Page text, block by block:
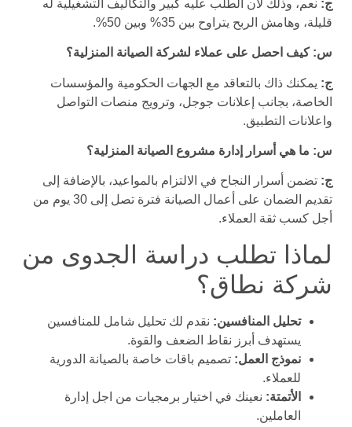
ج: نعم، وذلك لأن الطلب عليه كبير والتكاليف التشغيلية له
قليلة، وهامش الربح يتراوح بين 35% وبين 50%.
س: كيف احصل على عملاء لشركة الصيانة المنزلية؟
ج: يمكنك ذاك بالتعاقد مع الجهات الحكومية والمؤسسات
الخاصة، بجانب إعلانات جوجل، وترويج منصات التواصل
واعلانات التطبيق.
س: ما هي أسرار إدارة مشروع الصيانة المنزلية؟
ج: تضمن أسرار النجاح في الالتزام بالمواعيد، بالإضافة إلى
تقديم الضمان على أعمال الصيانة فترة تصل إلى 30 يوم من
أجل كسب ثقة العملاء.
لماذا تطلب دراسة الجدوى من
شركة نطاق؟
تحليل المنافسين: نقدم لك تحليل شامل للمنافسين
يستهدف أبرز نقاط الضعف والقوة.
نموذج العمل: تصميم باقات خاصة بالصيانة الدورية
للعملاء.
الأتمتة: نعينك في اختيار برمجيات من اجل إدارة
العاملين.